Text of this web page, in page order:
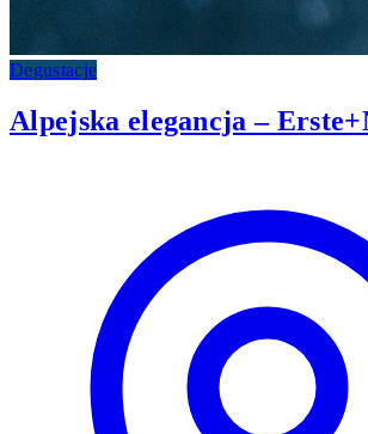
Degustacje
Alpejska elegancja –